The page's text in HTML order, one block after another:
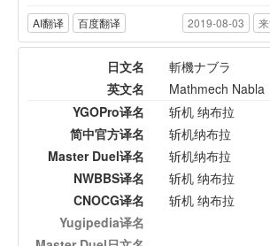
AI翻译 百度翻译 2019-08-03
日文名
斬機ナブラ
英文名
Mathmech Nabla
YGOPro译名
斩机 纳布拉
简中官方译名
斩机纳布拉
Master Duel译名
斩机纳布拉
NWBBS译名
斩机 纳布拉
CNOCG译名
斩机 纳布拉
Yugipedia译名